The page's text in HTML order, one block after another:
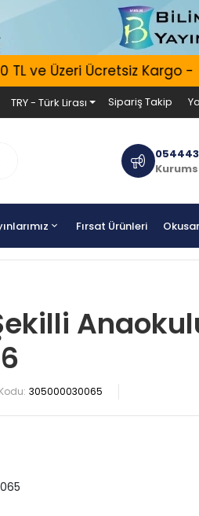
ve Üzeri Ücretsiz Kargo -
TRY - Türk Lirası Sipariş Takip
Fırsat Ürünleri
305000030065